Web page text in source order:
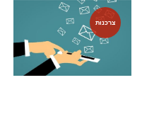
צרכנות